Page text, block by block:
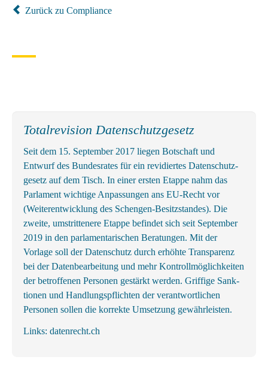
Zurück zu Compliance
Totalrevision Datenschutzgesetz
Seit dem 15. September 2017 liegen Botschaft und
Entwurf des Bundes­rates für ein revidiertes Daten­schutz­
gesetz auf dem Tisch. In einer ersten Etappe nahm das
Parlament wichtige An­passungen ans EU-Recht vor
(Weiter­entwicklung des Schengen-Besitz­standes). Die
zweite, um­strittenere Etappe befindet sich seit September
2019 in den parlamentarischen Beratungen. Mit der
Vorlage soll der Datenschutz durch erhöhte Transparenz
bei der Datenbearbeitung und mehr Kontrollmöglichkeiten
der betroffenen Personen gestärkt werden. Griffige Sank­
tionen und Handlungs­pflichten der ver­ant­wortl­ichen
Personen sollen die korrekte Um­setzung gewähr­leisten.
Links: datenrecht.ch